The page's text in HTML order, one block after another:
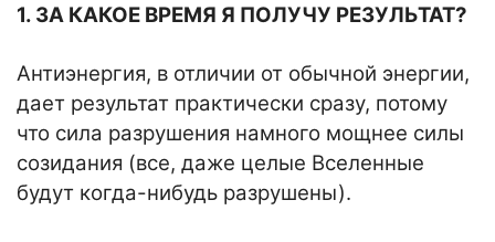
1. ЗА КАКОЕ ВРЕМЯ Я ПОЛУЧУ РЕЗУЛЬТАТ?
Антиэнергия, в отличии от обычной энергии,
дает результат практически сразу, потому
что сила разрушения намного мощнее силы
созидания (все, даже целые Вселенные
будут когда-нибудь разрушены).